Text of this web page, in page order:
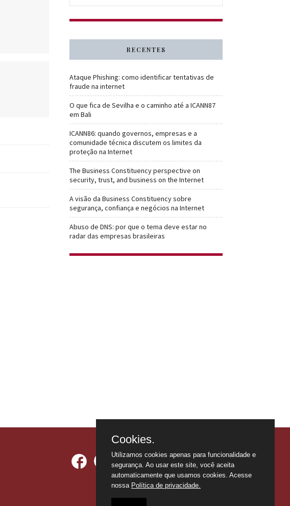
RECENTES
Ataque Phishing: como identificar tentativas de
fraude na internet
O que fica de Sevilha e o caminho até a ICANN87
em Bali
ICANN86: quando governos, empresas e a
comunidade técnica discutem os limites da
proteção na Internet
The Business Constituency perspective on
security, trust, and business on the Internet
A visão da Business Constituency sobre
segurança, confiança e negócios na Internet
Abuso de DNS: por que o tema deve estar no
radar das empresas brasileiras
Cookies.
Utilizamos cookies apenas para funcionalidade e
segurança. Ao usar este site, você aceita
automaticamente que usamos cookies. Acesse
nossa Política de privacidade.